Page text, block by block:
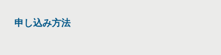
申し込み方法